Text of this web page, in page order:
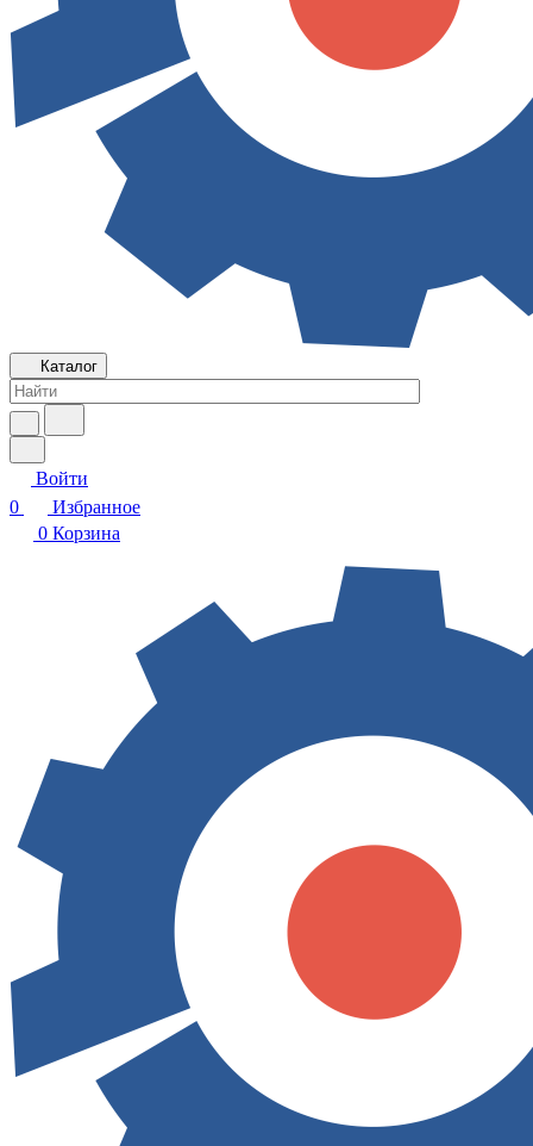
Каталог
Войти
0
Избранное
0 Корзина